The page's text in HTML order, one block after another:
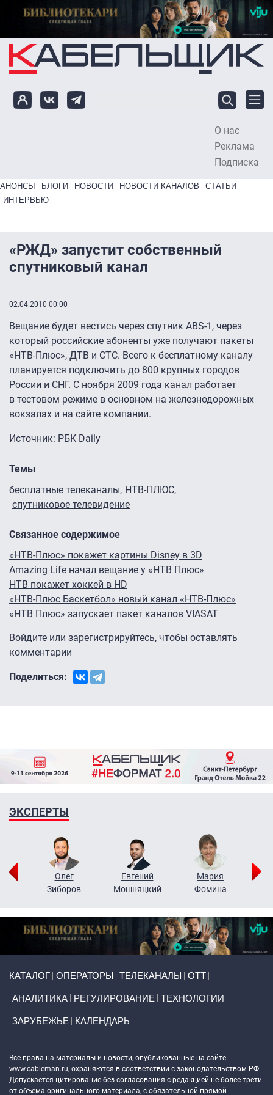
Перейти к основному содержанию
О нас
Реклама
Подписка
Primary links bottom
АНОНСЫ БЛОГИ НОВОСТИ НОВОСТИ КАНАЛОВ
СТАТЬИ
ИНТЕРВЬЮ
«РЖД» запустит собственный
спутниковый канал
02.04.2010 00:00
Вещание будет вестись через спутник ABS-1, через
который российские абоненты уже получают пакеты
«НТВ-Плюс», ДТВ и СТС. Всего к бесплатному каналу
планируется подключить до 800 крупных городов
России и СНГ. С ноября 2009 года канал работает
в тестовом режиме в основном на железнодорожных
вокзалах и на сайте компании.
Источник: РБК Daily
Темы
бесплатные телеканалы НТВ-ПЛЮС
спутниковое телевидение
Связанное содержимое
«НТВ-Плюс» покажет картины Disney в 3D
Amazing Life начал вещание у «НТВ Плюс»
НТВ покажет хоккей в HD
«НТВ-Плюс Баскетбол» новый канал «НТВ-Плюс»
«НТВ Плюс» запускает пакет каналов VIASAT
Войдите или зарегистрируйтесь, чтобы оставлять
комментарии
Поделиться:
ЭКСПЕРТЫ
Олег
Зиборов
Евгений
Мошняцкий
Мария
Фомина
КАТАЛОГ ОПЕРАТОРЫ ТЕЛЕКАНАЛЫ ОТТ
АНАЛИТИКА РЕГУЛИРОВАНИЕ ТЕХНОЛОГИИ
ЗАРУБЕЖЬЕ КАЛЕНДАРЬ
Все права на материалы и новости, опубликованные на сайте
www.cableman.ru, охраняются в соответствии с законодательством РФ.
Допускается цитирование без согласования с редакцией не более трети
от объема оригинального материала, с обязательной прямой